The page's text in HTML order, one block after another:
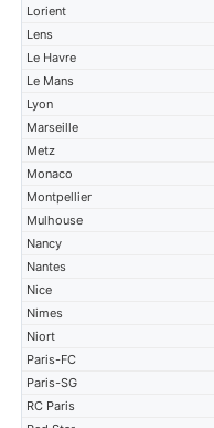
Lorient
Lens
Le Havre
Le Mans
Lyon
Marseille
Metz
Monaco
Montpellier
Mulhouse
Nancy
Nantes
Nice
Nimes
Niort
Paris-FC
Paris-SG
RC Paris